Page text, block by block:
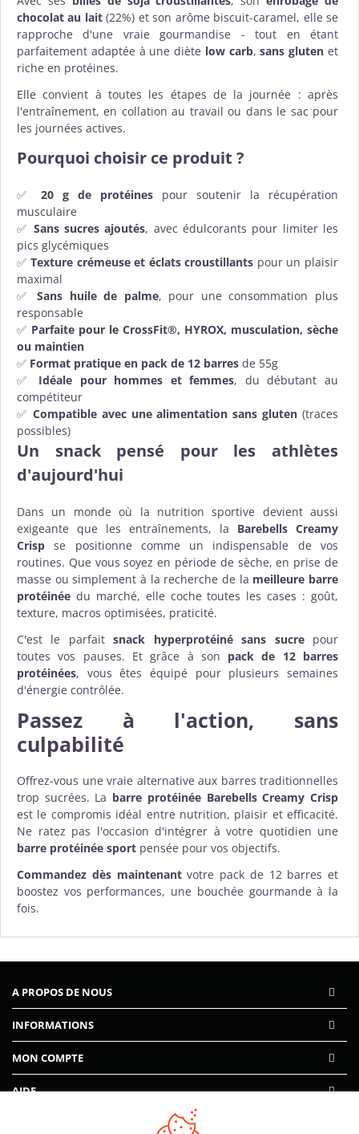
chocolat au lait(22%) et son arôme biscuit-caramel, elle se
rapproche d'une vraie gourmandise - tout en étant
parfaitement adaptée à une diète low carb,sans gluten et
riche en protéines.
Elle convient à toutes les étapes de la journée : après
l'entraînement, en collation au travail ou dans le sac pour
les journées actives.
Pourquoi choisir ce produit ?
✅ 20 g de protéines pour soutenir la récupération
musculaire
✅ Sans sucres ajoutés, avec édulcorants pour limiter les
pics glycémiques
✅Texture crémeuse et éclats croustillants pour un plaisir
maximal
✅Sans huile de palme, pour une consommation plus
responsable
✅ Parfaite pour le CrossFit®, HYROX, musculation, sèche
ou maintien
✅ Format pratique en pack de 12 barres de 55g
✅ Idéale pour hommes et femmes, du débutant au
compétiteur
✅ Compatible avec une alimentation sans gluten (traces
possibles)
Un snack pensé pour les athlètes
d'aujourd'hui
Dans un monde où la nutrition sportive devient aussi
exigeante que les entraînements, la Barebells Creamy
Crisp se positionne comme un indispensable de vos
routines. Que vous soyez en période de sèche, en prise de
masse ou simplement à la recherche de la meilleure barre
protéinée du marché, elle coche toutes les cases : goût,
texture, macros optimisées, praticité.
C'est le parfaitsnack hyperprotéiné sans sucrepour
toutes vos pauses. Et grâce à son pack de 12 barres
protéinées, vous êtes équipé pour plusieurs semaines
d'énergie contrôlée.
Passez à l'action, sans
culpabilité
Offrez-vous une vraie alternative aux barres traditionnelles
trop sucrées. La barre protéinée Barebells Creamy Crisp
est le compromis idéal entre nutrition, plaisir et efficacité.
Ne ratez pas l'occasion d'intégrer à votre quotidien une
barre protéinée sport pensée pour vos objectifs.
Commandez dès maintenantvotre pack de 12 barres et
boostez vos performances, une bouchée gourmande à la
fois.
A PROPOS DE NOUS
INFORMATIONS
MON COMPTE
AIDE